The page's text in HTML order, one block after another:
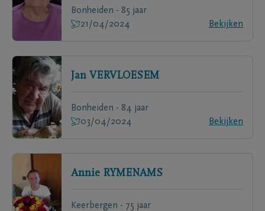
Bonheiden - 85 jaar
21/04/2024
Bekijken
Jan VERVLOESEM
Bonheiden - 84 jaar
03/04/2024
Bekijken
Annie RYMENAMS
Keerbergen - 75 jaar